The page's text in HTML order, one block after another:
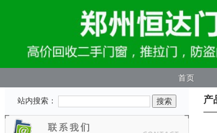
首页
站内搜索： 产